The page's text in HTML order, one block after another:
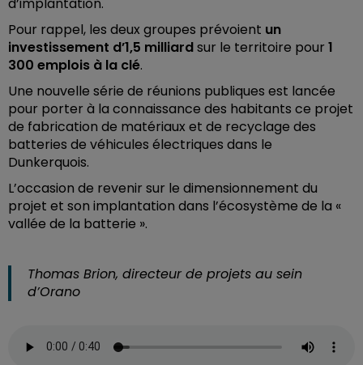
Pour rappel, les deux groupes prévoient un
investissement d’1,5 milliardsur le territoire pour 1
300 emplois à la clé.
Une nouvelle série de réunions publiques est lancée
pour porter à la connaissance des habitants ce projet
de fabrication de matériaux et de recyclage des
batteries de véhicules électriques dans le
Dunkerquois.
L’occasion de revenir sur le dimensionnement du
projet et son implantation dans l’écosystème de la «
vallée de la batterie ».
Thomas Brion, directeur de projets au sein
d’Orano